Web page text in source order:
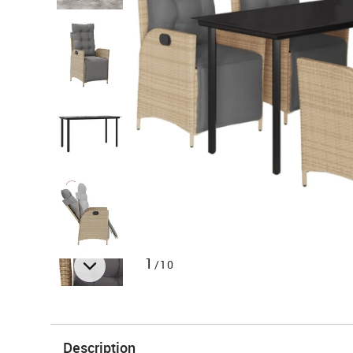
1 /10
Description